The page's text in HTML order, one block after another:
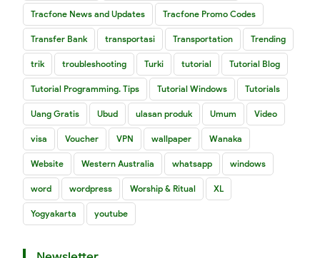
Tracfone News and Updates Tracfone Promo Codes
Transfer Bank transportasi Transportation Trending
trik troubleshooting Turki tutorial Tutorial Blog
Tutorial Programming. Tips Tutorial Windows Tutorials
Uang Gratis Ubud ulasan produk Umum Video
visa Voucher VPN wallpaper Wanaka
Website Western Australia whatsapp windows
word wordpress Worship & Ritual XL
Yogyakarta youtube